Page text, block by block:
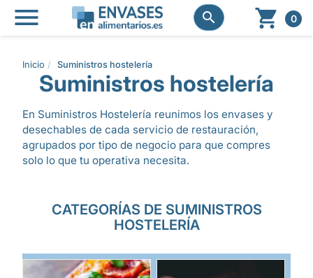
 
  0
Inicio Suministros hostelería
Suministros hostelería
En Suministros Hostelería reunimos los envases y
desechables de cada servicio de restauración,
agrupados por tipo de negocio para que compres
solo lo que tu operativa necesita.
CATEGORÍAS DE SUMINISTROS
HOSTELERÍA